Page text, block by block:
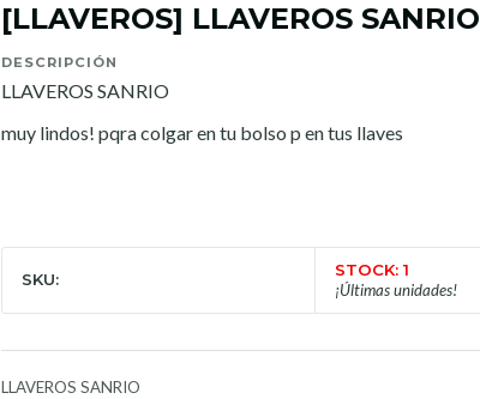
[LLAVEROS] LLAVEROS SANRIO
DESCRIPCIÓN
LLAVEROS SANRIO
muy lindos! pqra colgar en tu bolso p en tus llaves
SKU:
STOCK: 1
¡Últimas unidades!
LLAVEROS SANRIO